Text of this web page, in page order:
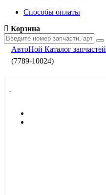
Способы оплаты
Корзина
АвтоНой Каталог запчастей
(7789-10024)